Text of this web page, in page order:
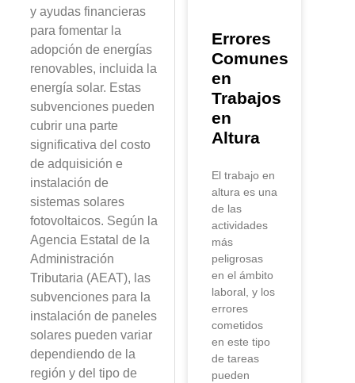
y ayudas financieras
para fomentar la
adopción de energías
renovables, incluida la
energía solar. Estas
subvenciones pueden
cubrir una parte
significativa del costo
de adquisición e
instalación de
sistemas solares
fotovoltaicos. Según la
Agencia Estatal de la
Administración
Tributaria (AEAT), las
subvenciones para la
instalación de paneles
solares pueden variar
dependiendo de la
región y del tipo de
Errores
Comunes
en
Trabajos
en
Altura
El trabajo en
altura es una
de las
actividades
más
peligrosas
en el ámbito
laboral, y los
errores
cometidos
en este tipo
de tareas
pueden